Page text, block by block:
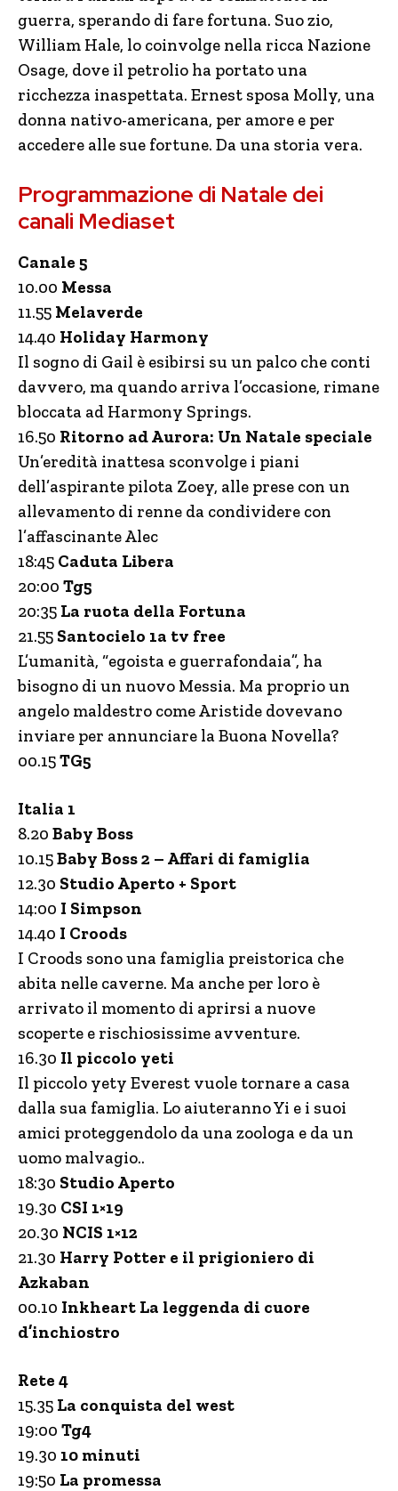
guerra, sperando di fare fortuna. Suo zio,
William Hale, lo coinvolge nella ricca Nazione
Osage, dove il petrolio ha portato una
ricchezza inaspettata. Ernest sposa Molly, una
donna nativo-americana, per amore e per
accedere alle sue fortune. Da una storia vera.
Programmazione di Natale dei
canali Mediaset
Canale 5
10.00 Messa
11.55 Melaverde
14.40 Holiday Harmony
Il sogno di Gail è esibirsi su un palco che conti
davvero, ma quando arriva l’occasione, rimane
bloccata ad Harmony Springs.
16.50 Ritorno ad Aurora: Un Natale speciale
Un’eredità inattesa sconvolge i piani
dell’aspirante pilota Zoey, alle prese con un
allevamento di renne da condividere con
l’affascinante Alec
18:45 Caduta Libera
20:00 Tg5
20:35 La ruota della Fortuna
21.55 Santocielo 1a tv free
L’umanità, “egoista e guerrafondaia”, ha
bisogno di un nuovo Messia. Ma proprio un
angelo maldestro come Aristide dovevano
inviare per annunciare la Buona Novella?
00.15TG5
Italia 1
8.20 Baby Boss
10.15Baby Boss 2 – Affari di famiglia
12.30 Studio Aperto + Sport
14:00 I Simpson
14.40 I Croods
I Croods sono una famiglia preistorica che
abita nelle caverne. Ma anche per loro è
arrivato il momento di aprirsi a nuove
scoperte e rischiosissime avventure.
16.30 Il piccolo yeti
Il piccolo yety Everest vuole tornare a casa
dalla sua famiglia. Lo aiuteranno Yi e i suoi
amici proteggendolo da una zoologa e da un
uomo malvagio..
18:30 Studio Aperto
19.30 CSI 1×19
20.30 NCIS 1×12
21.30 Harry Potter e il prigioniero di
Azkaban
00.10 Inkheart La leggenda di cuore
d’inchiostro
Rete 4
15.35 La conquista del west
19:00 Tg4
19.30 10 minuti
19:50 La promessa